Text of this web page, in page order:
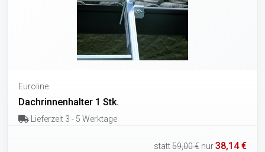
Euroline
Dachrinnenhalter 1 Stk.
Lieferzeit 3 - 5 Werktage
statt59,00 € nur38,14 €